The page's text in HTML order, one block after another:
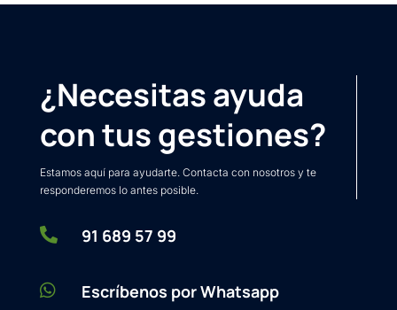
¿Necesitas ayuda
con tus gestiones?
Estamos aquí para ayudarte. Contacta con nosotros y te
responderemos lo antes posible.
 91 689 57 99
 Escríbenos por Whatsapp